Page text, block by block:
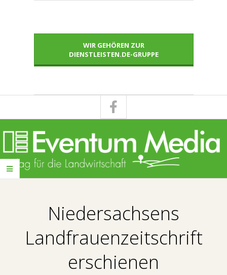
WIR GEHÖREN ZUR
DIENSTLEISTEN.DE-GRUPPE
E
Niedersachsens
Landfrauenzeitschrift
erschienen